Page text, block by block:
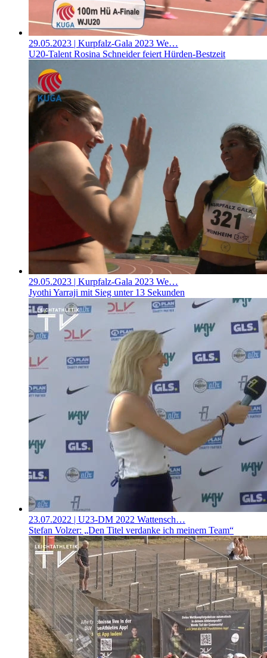
29.05.2023 | Kurpfalz-Gala 2023 We…
U20-Talent Rosina Schneider feiert Hürden-Bestzeit
29.05.2023 | Kurpfalz-Gala 2023 We…
Jyothi Yarraji mit Sieg unter 13 Sekunden
23.07.2022 | U23-DM 2022 Wattensch…
Stefan Volzer: „Den Titel verdanke ich meinem Team“